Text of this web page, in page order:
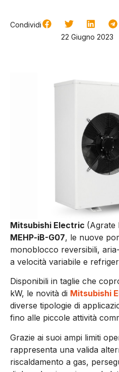
Condividi
22 Giugno 2023
Mitsubishi Electric (Agrate
MEHP-iB-G07, le nuove
monoblocco reversibili,
a velocità variabile e
Disponibili in taglie che
kW, le novità di Mitsubishi
diverse tipologie di
fino alle piccole attività
Grazie ai suoi ampi limiti
rappresenta una valida
riscaldamento a gas,